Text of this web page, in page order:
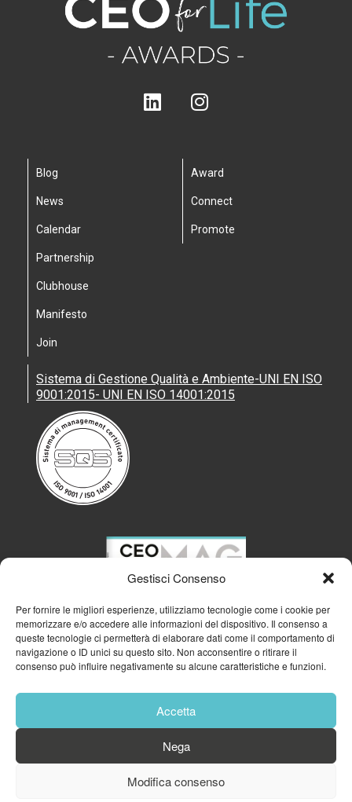
Gestisci Consenso
Per fornire le migliori esperienze, utilizziamo tecnologie come i cookie per
memorizzare e/o accedere alle informazioni del dispositivo. Il consenso a
queste tecnologie ci permetterà di elaborare dati come il comportamento di
navigazione o ID unici su questo sito. Non acconsentire o ritirare il
consenso può influire negativamente su alcune caratteristiche e funzioni.
Accetta
Nega
Modifica consenso
Blog
News
Calendar
Partnership
Clubhouse
Manifesto
Join
Award
Connect
Promote
Sistema di Gestione Qualità e Ambiente-UNI EN ISO
9001:2015- UNI EN ISO 14001:2015
GFA GENERAL MANAGEMENT S.R.L.